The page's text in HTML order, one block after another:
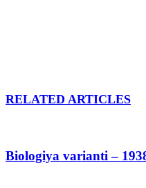
RELATED ARTICLES
Biologiya varianti –